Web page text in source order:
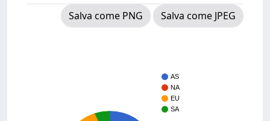
Salva come PNG
Salva come JPEG
AS
NA
EU
SA